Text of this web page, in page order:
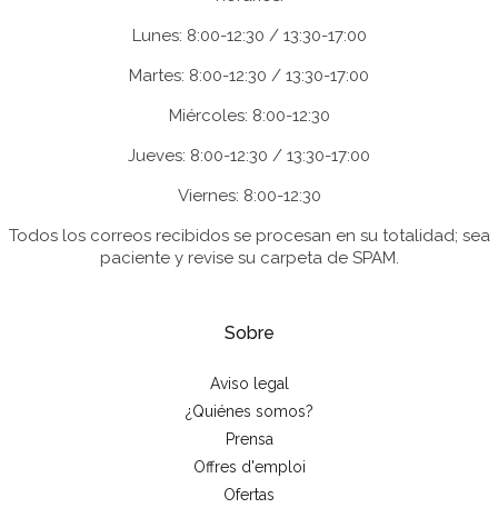
Lunes: 8:00-12:30 / 13:30-17:00
Martes: 8:00-12:30 / 13:30-17:00
Miércoles: 8:00-12:30
Jueves: 8:00-12:30 / 13:30-17:00
Viernes: 8:00-12:30
Todos los correos recibidos se procesan en su totalidad; sea
paciente y revise su carpeta de SPAM.
Sobre
Aviso legal
¿Quiénes somos?
Prensa
Offres d'emploi
Ofertas